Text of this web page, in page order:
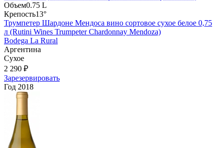
Объем0.75 L
Крепость13°
Трумпетер Шардоне Мендоса вино сортовое сухое белое 0,75
л (Rutini Wines Trumpeter Chardonnay Mendoza)
Bodega La Rural
Аргентина
Сухое
2 290 ₽
Зарезервировать
Год 2018